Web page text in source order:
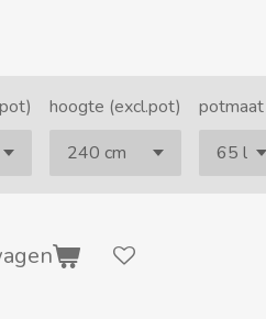
hoogte (excl.pot) potmaat